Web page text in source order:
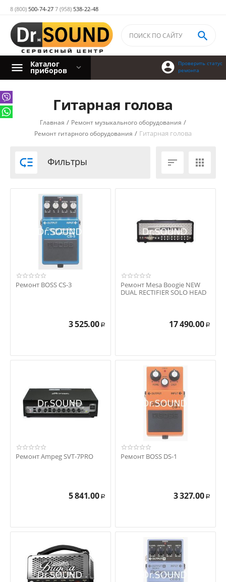
8 (800) 500-74-27 7 (958) 538-22-48
Проверить статус
ремонта


Каталог
приборов
Гитарная голова
Главная / Ремонт музыкального оборудования /
Ремонт гитарного оборудования / Гитарная голова
 Фильтры  
Ремонт BOSS CS-3
3 525.00 Р
Ремонт Mesa Boogie NEW
DUAL RECTIFIER SOLO HEAD
17 490.00 Р
Ремонт Ampeg SVT-7PRO
5 841.00 Р
Ремонт BOSS DS-1
3 327.00 Р